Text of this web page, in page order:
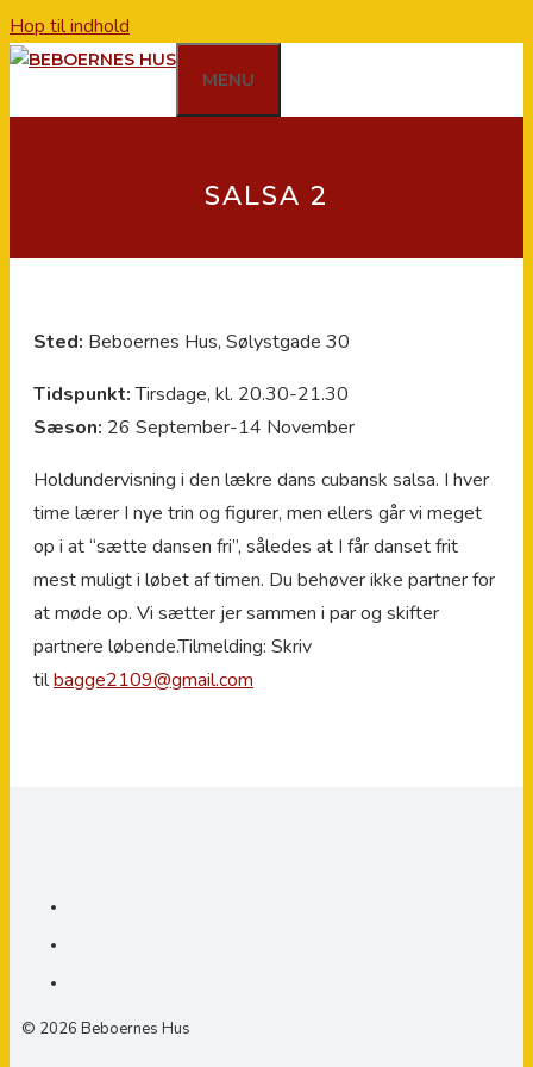
Hop til indhold
MENU
SALSA 2
Sted: Beboernes Hus, Sølystgade 30
Tidspunkt:Tirsdage, kl. 20.30-21.30
Sæson: 26 September-14 November
Holdundervisning i den lækre dans cubansk salsa. I hver
time lærer I nye trin og figurer, men ellers går vi meget
op i at “sætte dansen fri”, således at I får danset frit
mest muligt i løbet af timen. Du behøver ikke partner for
at møde op. Vi sætter jer sammen i par og skifter
partnere løbende.Tilmelding: Skriv
tilbagge2109@gmail.com
© 2026 Beboernes Hus